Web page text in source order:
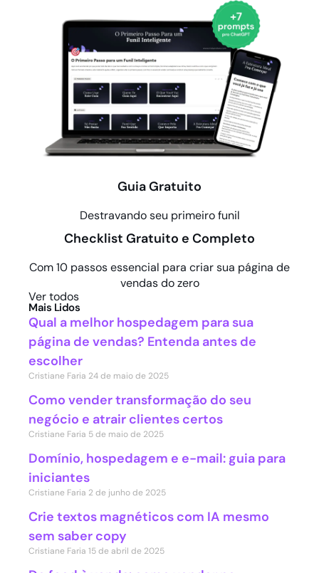
Guia Gratuito
Destravando seu primeiro funil
Checklist Gratuito e Completo
Com 10 passos essencial para criar sua página de
vendas do zero
Ver todos
Mais Lidos
Qual a melhor hospedagem para sua
página de vendas? Entenda antes de
escolher
Cristiane Faria 24 de maio de 2025
Como vender transformação do seu
negócio e atrair clientes certos
Cristiane Faria 5 de maio de 2025
Domínio, hospedagem e e-mail: guia para
iniciantes
Cristiane Faria 2 de junho de 2025
Crie textos magnéticos com IA mesmo
sem saber copy
Cristiane Faria 15 de abril de 2025